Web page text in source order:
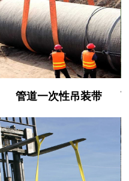
管道一次性吊装带